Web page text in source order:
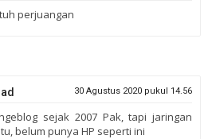
perjuangan
30 Agustus 2020 pukul 14.56
sejak 2007 Pak, tapi jaringan
belum punya HP seperti ini